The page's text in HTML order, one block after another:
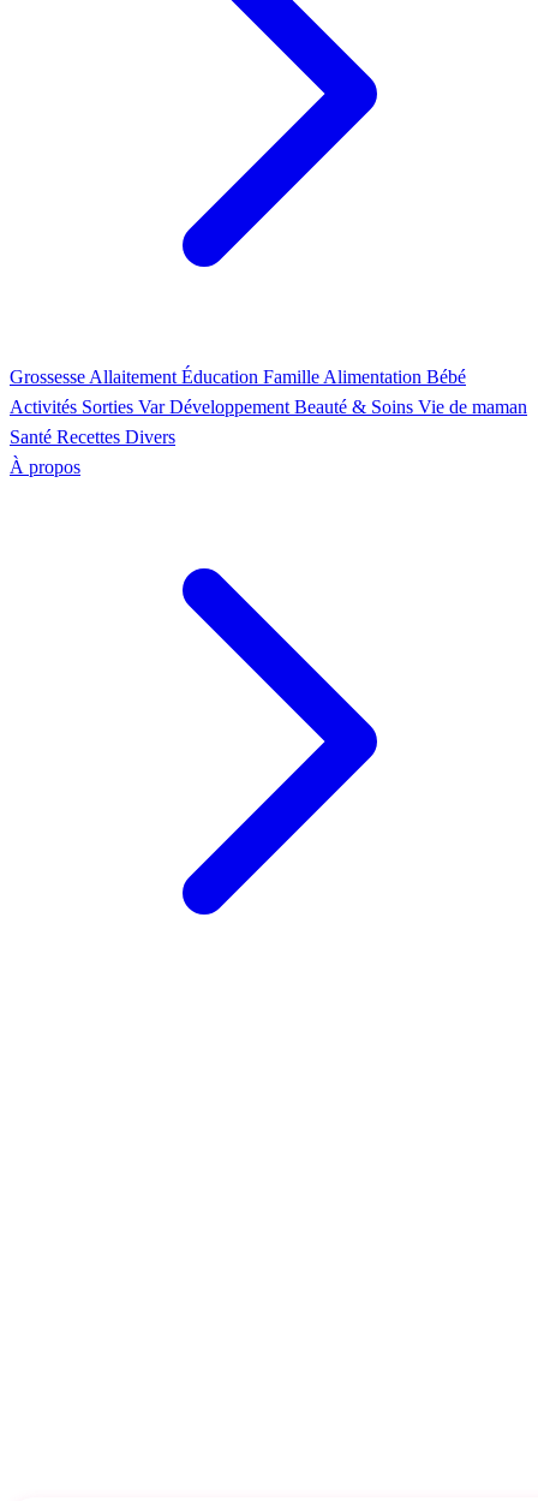
Grossesse Allaitement Éducation Famille Alimentation Bébé
Activités Sorties Var Développement Beauté & Soins Vie de maman
Santé Recettes Divers
À propos